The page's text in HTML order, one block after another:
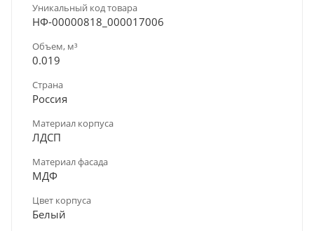
Уникальный код товара
НФ-00000818_000017006
Объем, м³
0.019
Страна
Россия
Материал корпуса
ЛДСП
Материал фасада
МДФ
Цвет корпуса
Белый